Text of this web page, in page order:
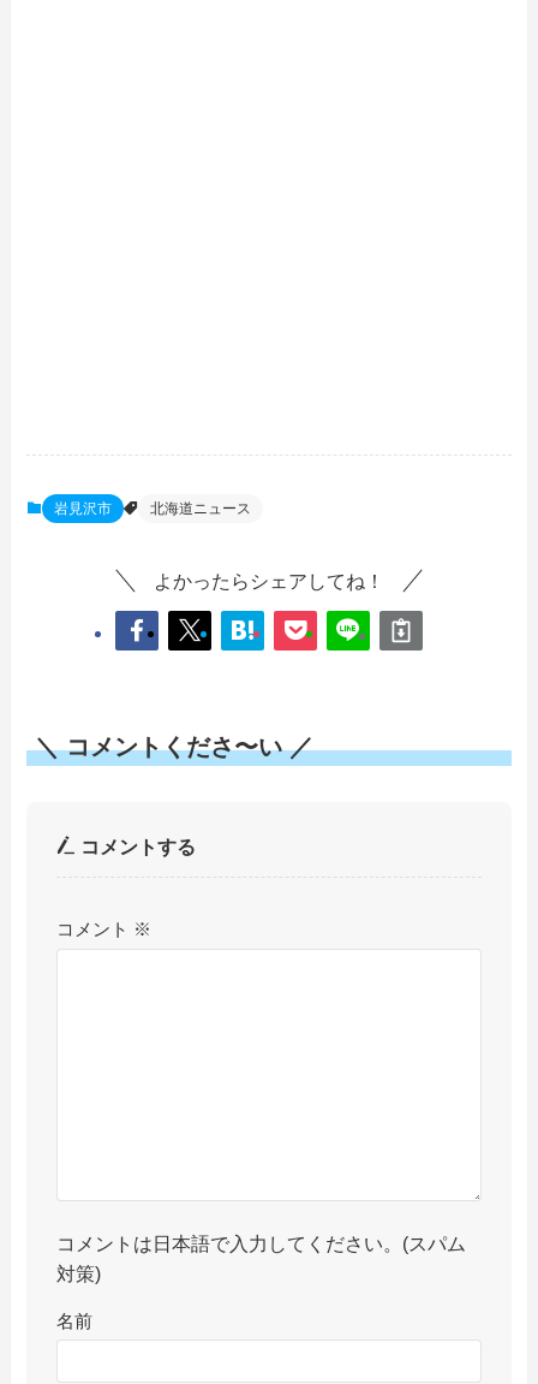
岩見沢市 北海道ニュース
よかったらシェアしてね！
＼ コメントくださ〜い ／
コメントする
コメント ※
コメントは日本語で入力してください。(スパム
対策)
名前